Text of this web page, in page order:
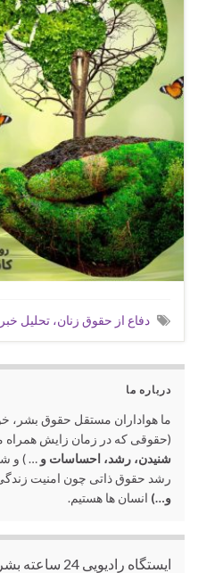
دفاع از حقوق زنان،
درباره ما
ما هواداران مستقل حقوق بشر،
(حقوقی که در زمان زایش
شنیدن، رشد، احساسات و … ) و
رشد حقوق ذاتی چون امنیت
و…) انسان ها هستیم.
ایستگاه رادیویی 24 ساعته بشریت